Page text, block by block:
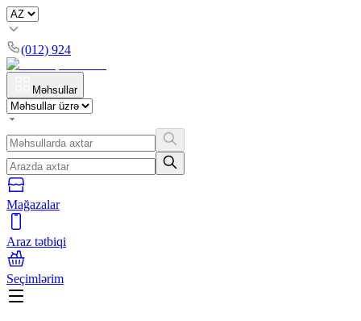
(012) 924
Məhsullar
Mağazalar
Araz tətbiqi
Seçimlərim